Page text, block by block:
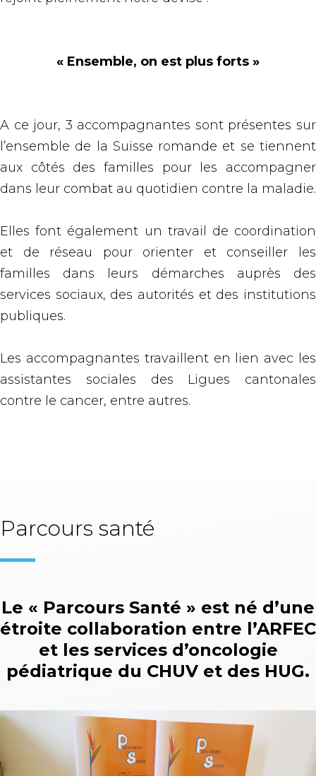
« Ensemble, on est plus forts »
A ce jour, 3 accompagnantes sont présentes sur
l’ensemble de la Suisse romande et se tiennent
aux côtés des familles pour les accompagner
dans leur combat au quotidien contre la maladie.
Elles font également un travail de coordination
et de réseau pour orienter et conseiller les
familles dans leurs démarches auprès des
services sociaux, des autorités et des institutions
publiques.
Les accompagnantes travaillent en lien avec les
assistantes sociales des Ligues cantonales
contre le cancer, entre autres.
Parcours santé
Le « Parcours Santé » est né d’une
étroite collaboration entre l’ARFEC
et les services d’oncologie
pédiatrique du CHUV et des HUG.